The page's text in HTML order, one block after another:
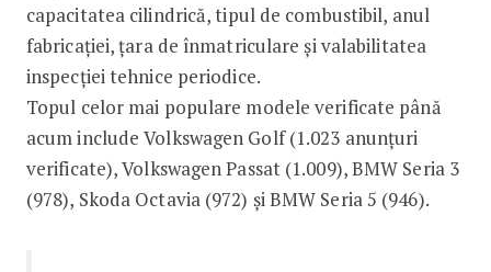
capacitatea cilindrică, tipul de combustibil, anul
fabricației, țara de înmatriculare și valabilitatea
inspecției tehnice periodice.
Topul celor mai populare modele verificate până
acum include Volkswagen Golf (1.023 anunțuri
verificate), Volkswagen Passat (1.009), BMW Seria 3
(978), Skoda Octavia (972) și BMW Seria 5 (946).